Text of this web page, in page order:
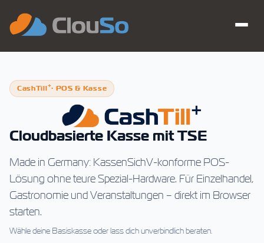
CashTill +· POS & Kasse
Cloudbasierte Kasse mit TSE
Made in Germany: KassenSichV-konforme POS-
Lösung ohne teure Spezial-Hardware. Für Einzelhandel,
Gastronomie und Veranstaltungen – direkt im Browser
starten.
Wähle deine Basiskasse oder lass dich unverbindlich beraten.